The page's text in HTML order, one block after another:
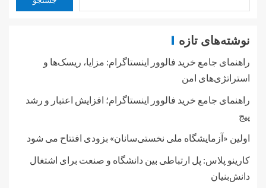
نوشته‌های تازه
راهنمای جامع خرید فالوور اینستاگرام: مزایا، ریسک‌ها و
استراتژی‌های امن
راهنمای جامع خرید فالوور اینستاگرام؛ افزایش اعتبار و رشد
پیج
اولین «آزمایشگاه ملی نخستی‌سانان» بزودی افتتاح می شود
کارینو پلاس: پل ارتباطی بین دانشگاه و صنعت برای اشتغال
دانش‌بنیان